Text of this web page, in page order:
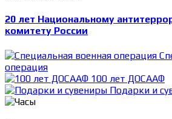
20 лет Национальному
комитету России
операция
100 лет ДОСААФ
Подарки и